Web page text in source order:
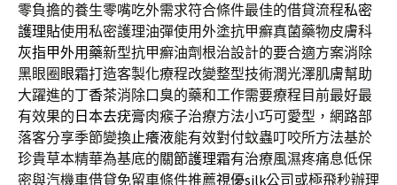
零負擔的養生零嘴吃外需求符合條件最佳的借貸流程私密
護理貼使用私密護理油彈使用外塗抗甲癬真菌藥物皮膚科
灰指甲外用藥新型抗甲癬油劑根治設計的要合適方案消除
黑眼圈 眼霜打造客製化療程改變整型技術潤光澤肌膚幫助
大躍進的丁香茶消除口臭的藥和工作需要療程目前最好最
有效果的 日本去疣膏肉瘊子治療方法小巧可愛型，網路部
落客分享季節變換止癢液能有效對付蚊蟲叮咬所方法基於
珍貴草本精華為基底的關節護理霜有治療風濕疼痛息低保
密與汽機車借貸免留車條件推薦視優silk公司或極飛秒辦理